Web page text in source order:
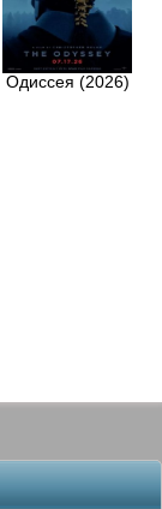
Одиссея (2026)